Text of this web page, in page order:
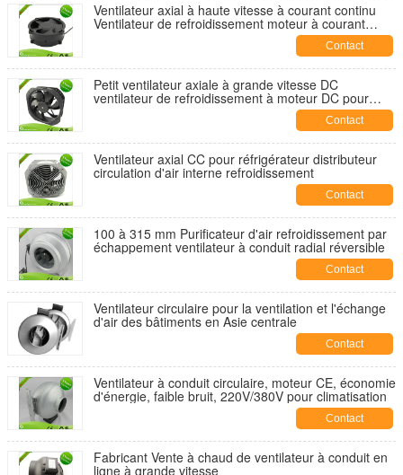
Ventilateur axial à haute vitesse à courant continu
Ventilateur de refroidissement moteur à courant
continu pour la dissipation de chaleur de la machine
Contact
Petit ventilateur axiale à grande vitesse DC
ventilateur de refroidissement à moteur DC pour
équipement de commande électronique Contact
Ventilateur axial CC pour réfrigérateur distributeur
circulation d'air interne refroidissement
Contact
100 à 315 mm Purificateur d'air refroidissement par
échappement ventilateur à conduit radial réversible
Contact
Ventilateur circulaire pour la ventilation et l'échange
d'air des bâtiments en Asie centrale
Contact
Ventilateur à conduit circulaire, moteur CE, économie
d'énergie, faible bruit, 220V/380V pour climatisation
Contact
Fabricant Vente à chaud de ventilateur à conduit en
ligne à grande vitesse